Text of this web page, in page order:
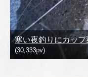
寒い夜釣りにカッ
(30,333pv)